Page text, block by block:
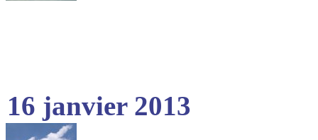
16 janvier 2013